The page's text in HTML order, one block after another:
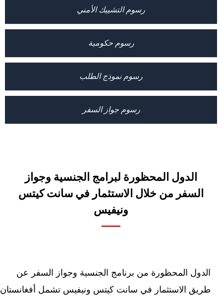
رسوم التشييك الأمني
رسوم حكومية
رسوم نموذج الطلب
رسوم جواز السفر
الدول المحظورة لبرامج الجنسية وجواز
السفر من خلال الاستثمار في سانت كيتس
ونيفيس
الدول المحظورة من برنامج الجنسية وجواز السفر عن
طريق الاستثمار في سانت كيتس ونيفيس تشمل أفغانستان